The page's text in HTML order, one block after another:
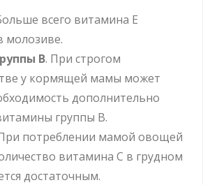
всего витамина E
молозиве.
B. При строгом
у кормящей мамы может
дополнительно
группы В.
потреблении мамой овощей
витамина С в грудном
достаточным.